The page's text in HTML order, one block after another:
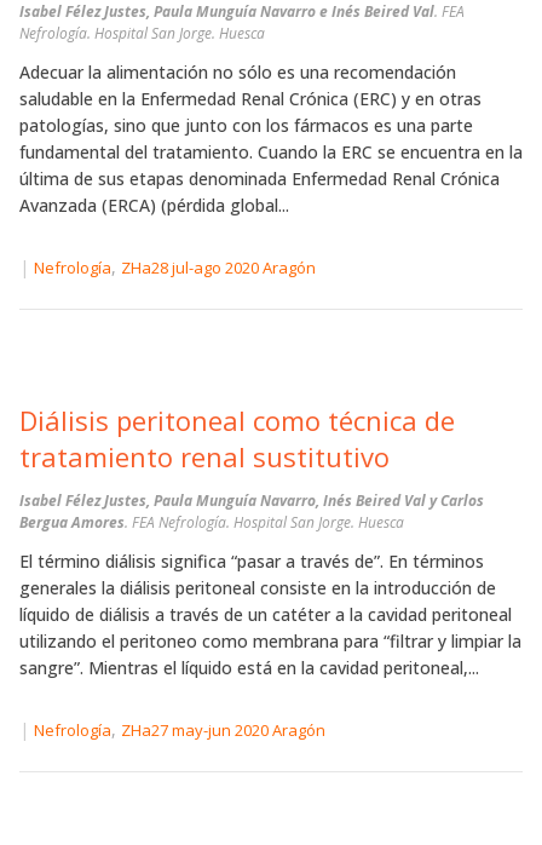
Isabel Félez Justes, Paula Munguía Navarro e Inés Beired Val. FEA
Nefrología. Hospital San Jorge. Huesca
Adecuar la alimentación no sólo es una recomendación
saludable en la Enfermedad Renal Crónica (ERC) y en otras
patologías, sino que junto con los fármacos es una parte
fundamental del tratamiento. Cuando la ERC se encuentra en la
última de sus etapas denominada Enfermedad Renal Crónica
Avanzada (ERCA) (pérdida global...
| Nefrología, ZHa28 jul-ago 2020 Aragón
Diálisis peritoneal como técnica de
tratamiento renal sustitutivo
Isabel Félez Justes, Paula Munguía Navarro, Inés Beired Val y Carlos
Bergua Amores . FEA Nefrología. Hospital San Jorge. Huesca
El término diálisis significa “pasar a través de”. En términos
generales la diálisis peritoneal consiste en la introducción de
líquido de diálisis a través de un catéter a la cavidad peritoneal
utilizando el peritoneo como membrana para “filtrar y limpiar la
sangre”. Mientras el líquido está en la cavidad peritoneal,...
| Nefrología, ZHa27 may-jun 2020 Aragón